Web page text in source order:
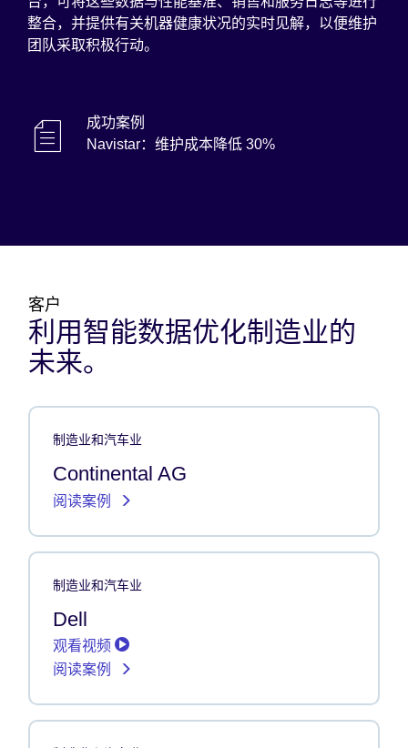
整合，并提供有关机器健康状况的实时见解，以便维护
团队采取积极行动。
成功案例
Navistar：维护成本降低 30%
客户
利用智能数据优化制造业的
未来。
制造业和汽车业
Continental AG
阅读案例
制造业和汽车业
Dell
观看视频
阅读案例